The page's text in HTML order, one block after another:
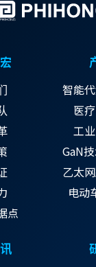
点
智能
医
工
GaN
乙太
电动